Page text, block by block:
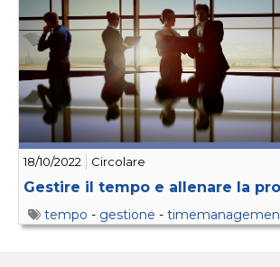
18/10/2022 Circolare
Gestire il tempo e allenare la
tempo - gestione -